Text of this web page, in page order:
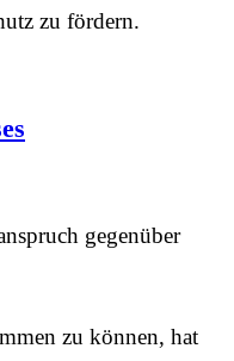
zu fördern.
gegenüber
zu können, hat